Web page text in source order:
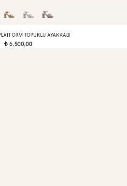
TOPUKLU AYAKKABI
t 6.500,00